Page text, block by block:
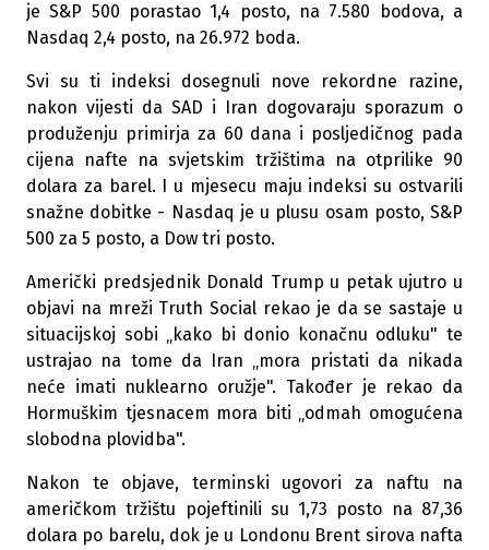
je S&P 500 porastao 1,4 posto, na 7.580 bodova, a
Nasdaq 2,4 posto, na 26.972 boda.
Svi su ti indeksi dosegnuli nove rekordne razine,
nakon vijesti da SAD i Iran dogovaraju sporazum o
produženju primirja za 60 dana i posljedičnog pada
cijena nafte na svjetskim tržištima na otprilike 90
dolara za barel. I u mjesecu maju indeksi su ostvarili
snažne dobitke - Nasdaq je u plusu osam posto, S&P
500 za 5 posto, a Dow tri posto.
Američki predsjednik Donald Trump u petak ujutro u
objavi na mreži Truth Social rekao je da se sastaje u
situacijskoj sobi „kako bi donio konačnu odluku" te
ustrajao na tome da Iran „mora pristati da nikada
neće imati nuklearno oružje". Također je rekao da
Hormuškim tjesnacem mora biti „odmah omogućena
slobodna plovidba".
Nakon te objave, terminski ugovori za naftu na
američkom tržištu pojeftinili su 1,73 posto na 87,36
dolara po barelu, dok je u Londonu Brent sirova nafta